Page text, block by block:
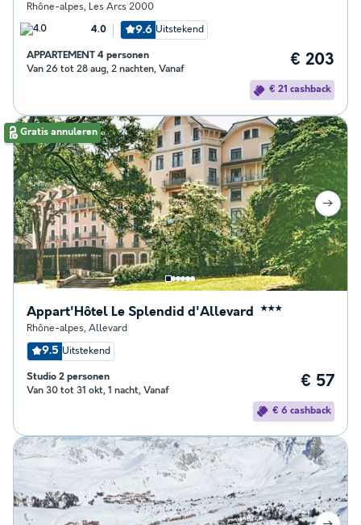
Rhône-alpes, Les Arcs 2000
4.0 9.6 Uitstekend
APPARTEMENT 4 personen
Van 26 tot 28 aug, 2 nachten, Vanaf
€ 203
€ 21 cashback
Gratis annuleren
Appart'Hôtel Le Splendid d'Allevard ★★★
Rhône-alpes, Allevard
9.5 Uitstekend
Studio 2 personen
Van 30 tot 31 okt, 1 nacht, Vanaf
€ 57
€ 6 cashback